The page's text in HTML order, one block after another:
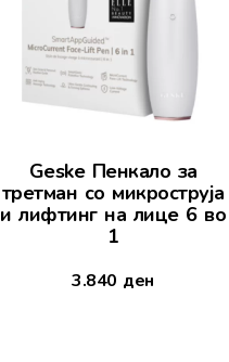
Geske Пенкало за
третман со микроструја
и лифтинг на лице 6 во
1
3.840 ден